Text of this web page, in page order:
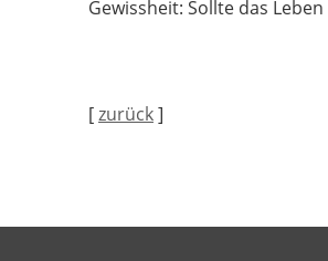
Gewissheit: Sollte das
[zurück]